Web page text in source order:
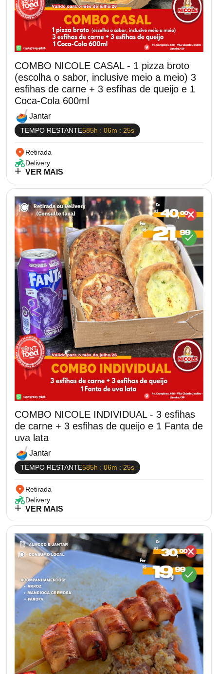
COMBO NICOLE CASAL - 1 pizza broto
(escolha o sabor, inclusive meio a meio) 3
esfihas de carne + 3 esfihas de queijo e 1
Coca-Cola 600ml
Jantar
TEMPO RESTANTE585h : 06m : 25s
Retirada
Delivery
VER MAIS
COMBO NICOLE INDIVIDUAL - 3 esfihas
de carne + 3 esfihas de queijo e 1 Fanta de
uva lata
Jantar
TEMPO RESTANTE585h : 06m : 25s
Retirada
Delivery
VER MAIS